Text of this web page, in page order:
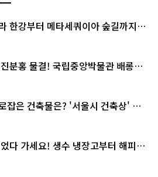
한강부터 메타세쿼이아 숲길까지…
분홍 물결! 국립중앙박물관 배롱나
잡은 건축물은? '서울시 건축상' 수
다 가세요! 생수 냉장고부터 해피소